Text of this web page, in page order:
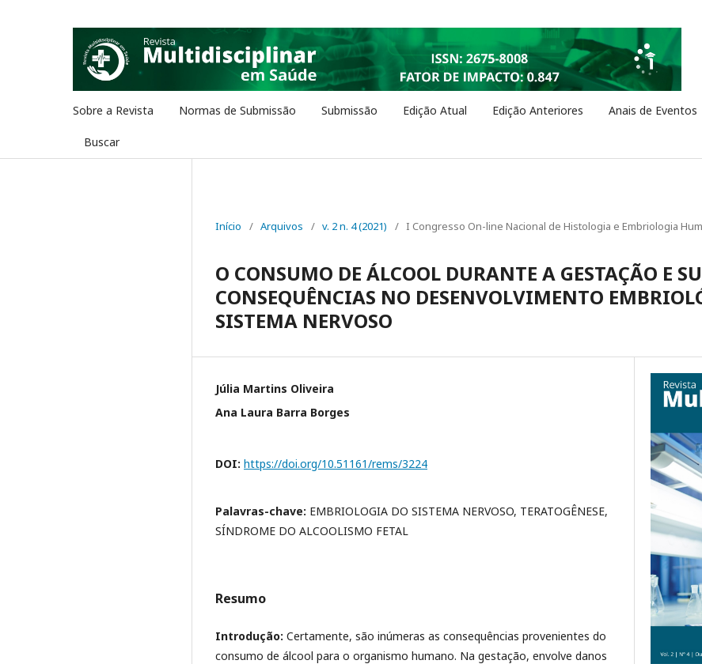
Sobre a Revista Normas de Submissão Submissão Edição Atual Edição Anteriores Anais de Eventos
Buscar
Início / Arquivos / v. 2 n. 4 (2021) / I Congresso On-line Nacional de Histologia e Embriologia
O CONSUMO DE ÁLCOOL DURANTE A GESTAÇÃO E
CONSEQUÊNCIAS NO DESENVOLVIMENTO
SISTEMA NERVOSO
Júlia Martins Oliveira
Ana Laura Barra Borges
DOI: https://doi.org/10.51161/rems/3224
Palavras-chave: EMBRIOLOGIA DO SISTEMA NERVOSO, TERATOGÊNESE,
SÍNDROME DO ALCOOLISMO FETAL
Resumo
Introdução: Certamente, são inúmeras as consequências provenientes do
consumo de álcool para o organismo humano. Na gestação, envolve danos